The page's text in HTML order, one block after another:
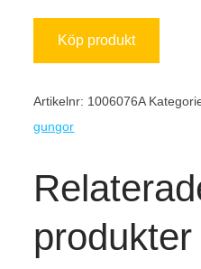
Köp produkt
Artikelnr: 1006076A
gungor
produkter